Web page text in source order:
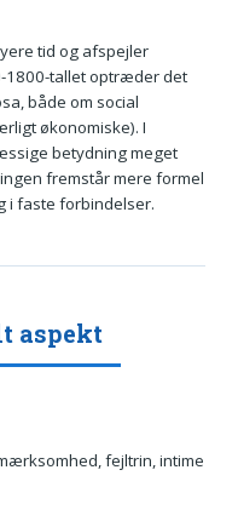
tid og afspejler
1800-tallet optræder det
både om social
økonomiske). I
betydning meget
fremstår mere formel
i faste forbindelser.
aspekt
fejltrin, intime